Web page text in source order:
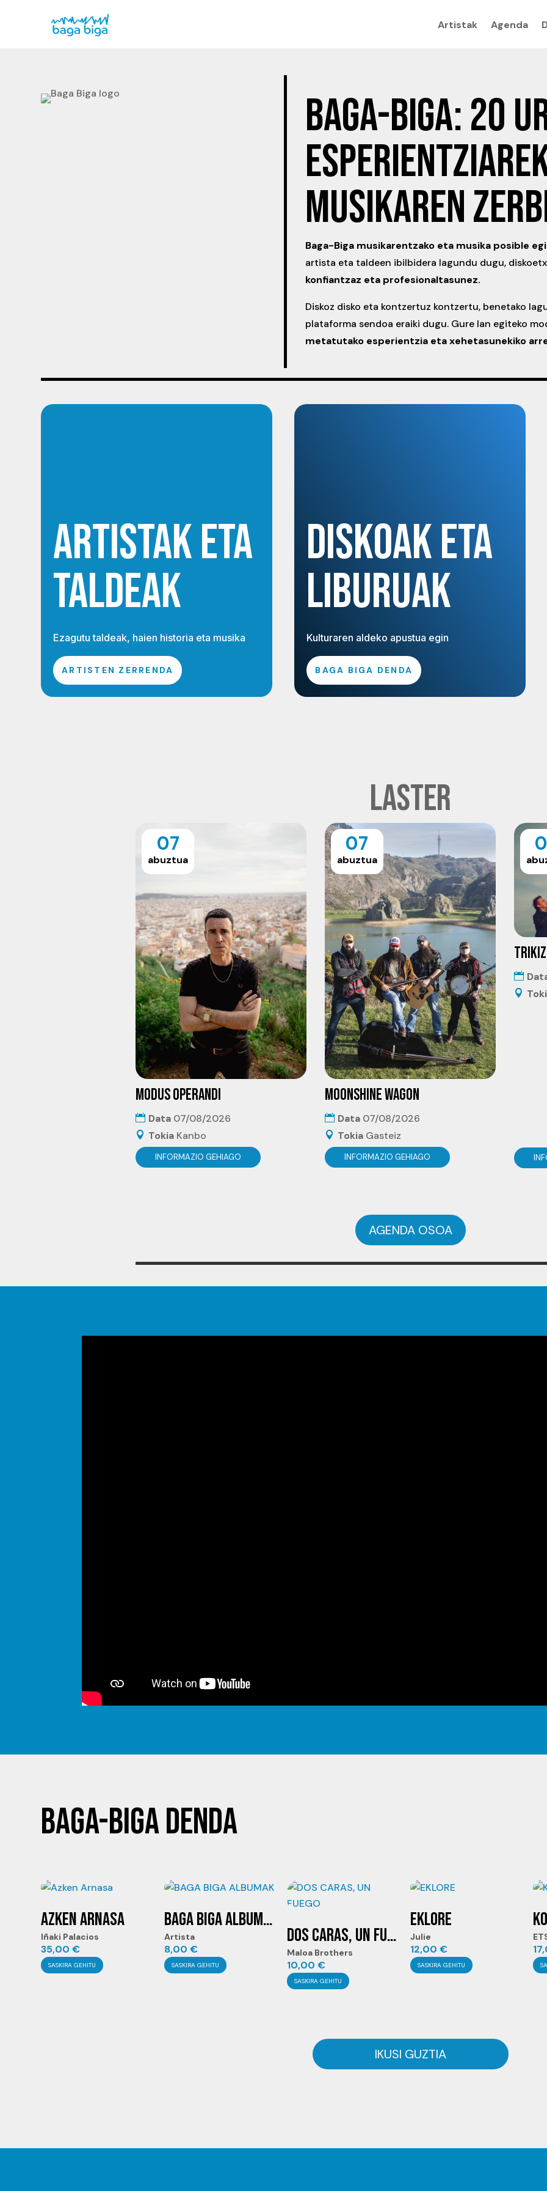
Artistak Agenda
BAGA-BIGA: 20
MUSIKAREN
Baga-Biga musikarentzako eta musika posible
artista eta taldeen ibilbidera lagundu dugu,
konfiantzaz eta profesionaltasunez.
Diskoz disko eta kontzertuz kontzertu, benetako
plataforma sendoa eraiki dugu. Gure lan egiteko
metatutako esperientzia eta xehetasunekiko
ARTISTAK ETA
TALDEAK
Ezagutu taldeak, haien historia eta musika
ARTISTEN ZERRENDA
DISKOAK ETA
LIBURUAK
Kulturaren aldeko apustua egin
BAGA BIGA DENDA
LASTER
07
abuztua
MODUS OPERANDI
Data 07/08/2026
Tokia Kanbo
INFORMAZIO GEHIAGO
07
abuztua
MOONSHINE WAGON
Data 07/08/2026
Tokia Gasteiz
INFORMAZIO GEHIAGO
AGENDA OSOA
BAGA-BIGA DENDA
AZKEN ARNASA
Iñaki Palacios
35,00€
SASKIRA GEHITU
BAGA BIGA ALBUMAK
Artista
8,00 €
SASKIRA GEHITU
DOS CARAS, UN FUEGO
Maloa Brothers
10,00€
SASKIRA GEHITU
EKLORE
Julie
12,00 €
SASKIRA GEHITU
IKUSI GUZTIA